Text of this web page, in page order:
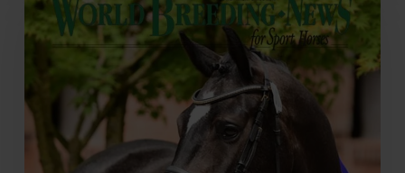
WBFSH
Breeding
száma